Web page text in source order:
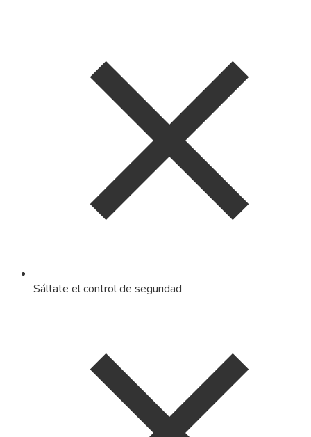
Sáltate el control de seguridad